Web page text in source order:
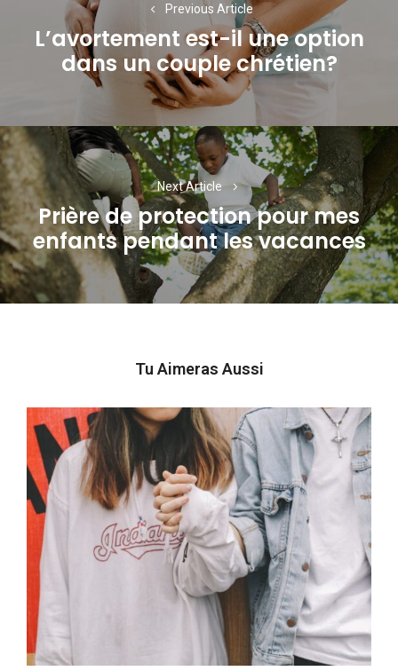
l’article
Previous Article
Previous
post:
L’avortement est-il une option
dans un couple chrétien?
Next Article
Next
post:
Prière de protection pour mes
enfants pendant les vacances
Tu Aimeras Aussi